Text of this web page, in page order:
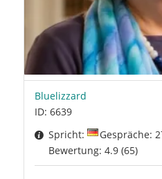
Bluelizzard
ID: 6639
Spricht:
Gespräche:
Bewertung: 4.9 (65)